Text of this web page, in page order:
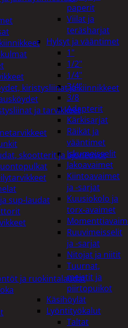
paperit
Viilat ja
teräsharjat
Hylsyt ja vääntimet
1"
1/2"
1/4"
3/4"
3/8
Adapterit
Kärkisarjat
Räikät ja
vääntimet
Iskumeisselit
Jakoavaimet
Kiintoavaimet
ja -sarjat
Kuusiokolo ja
torx-avaimet
Ruuvimeisselit
ja -sarjat
Nitojat ja niitit
Tuurnat,
meistit ja
piirtopuikot
Käsihöylät
Lyöntityökalut
Taltat
kiristysliinat ja kiinnikkeet
ja tarvikkeet
skootterit ja ajoneuvot
sup-laudat
ja ruokintalaudat